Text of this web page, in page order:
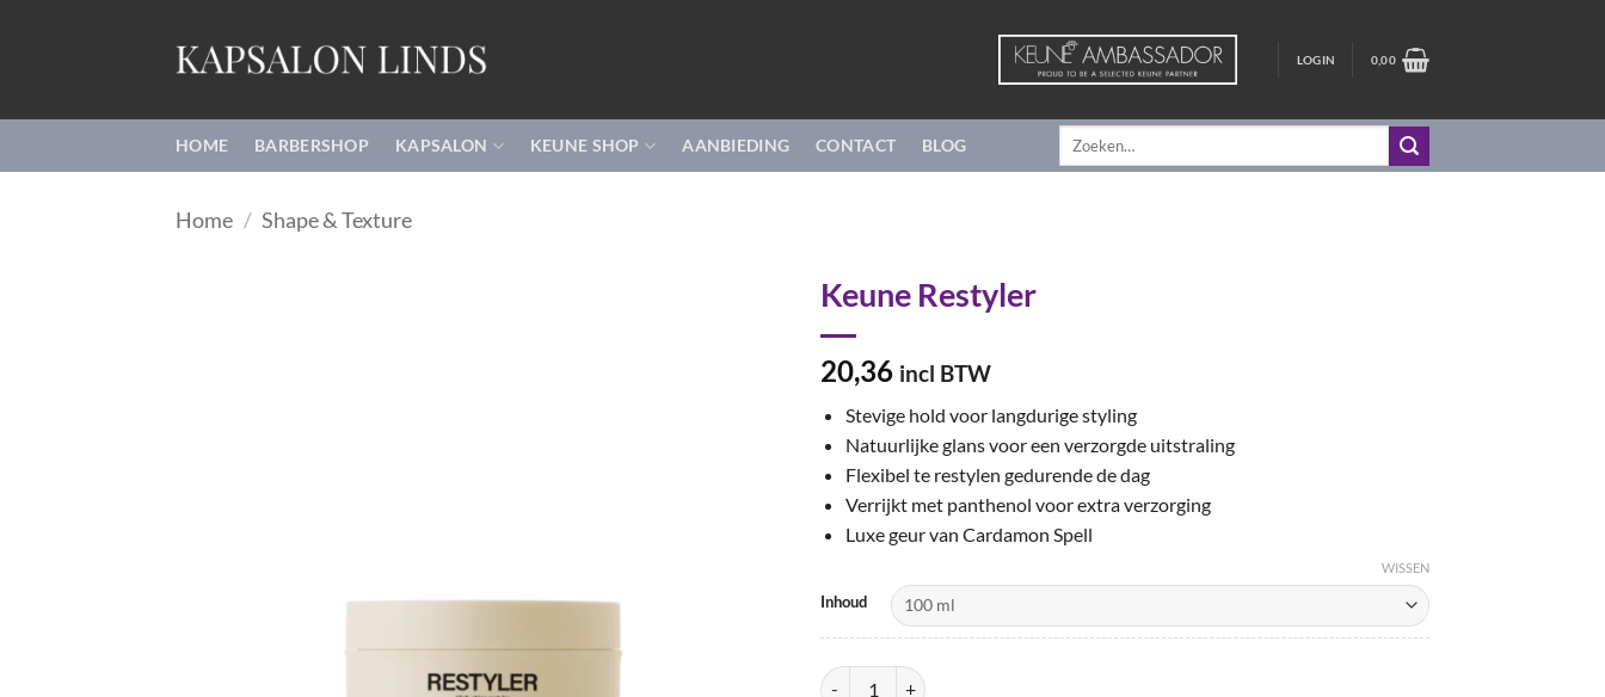
LOGIN 0,00
HOME BARBERSHOP KAPSALON KEUNE SHOP AANBIEDING CONTACT BLOG
Zoeken
Home / Shape & Texture
Keune Restyler
20,36 incl BTW
Stevige hold voor langdurige styling
Natuurlijke glans voor een verzorgde uitstraling
Flexibel te restylen gedurende de dag
Verrijkt met panthenol voor extra verzorging
Luxe geur van Cardamon Spell
Inhoud
WISSEN
Keune Restyler aantal